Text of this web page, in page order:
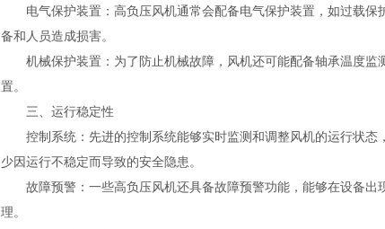
电气保护装置：高负压风机通常会配备电气保护装置，如过载保
备和人员造成损害。
机械保护装置：为了防止机械故障，风机还可能配备轴承温度监
置。
三、运行稳定性
控制系统：先进的控制系统能够实时监测和调整风机的运行状态
少因运行不稳定而导致的安全隐患。
故障预警：一些高负压风机还具备故障预警功能，能够在设备出
理。